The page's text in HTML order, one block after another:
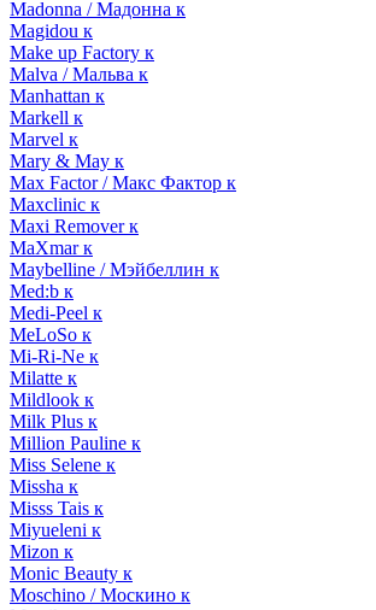
Madonna / Мадонна к
Magidou к
Make up Factory к
Malva / Мальва к
Manhattan к
Markell к
Marvel к
Mary & May к
Max Factor / Макс Фактор к
Maxclinic к
Maxi Remover к
MaXmar к
Maybelline / Мэйбеллин к
Med:b к
Medi-Peel к
MeLoSo к
Mi-Ri-Ne к
Milatte к
Mildlook к
Milk Plus к
Million Pauline к
Miss Selene к
Missha к
Misss Tais к
Miyueleni к
Mizon к
Monic Beauty к
Moschino / Москино к